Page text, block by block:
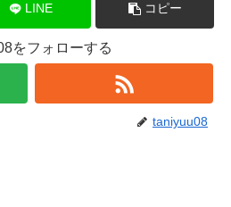
LINE コピー
をフォローする
taniyuu08